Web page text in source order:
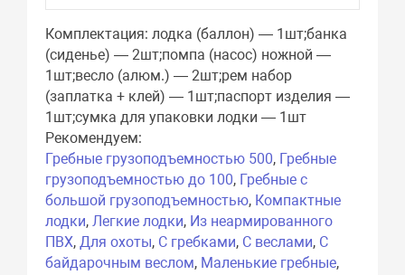
Комплектация: лодка (баллон) — 1шт;банка
(сиденье) — 2шт;помпа (насос) ножной —
1шт;весло (алюм.) — 2шт;рем набор
(заплатка + клей) — 1шт;паспорт изделия —
1шт;сумка для упаковки лодки — 1шт
Рекомендуем:
Гребные грузоподъемностью 500, Гребные
грузоподъемностью до 100, Гребные с
большой грузоподъемностью, Компактные
лодки,Легкие лодки, Из неармированного
ПВХ,Для охоты, С гребками, С веслами, С
байдарочным веслом, Маленькие гребные,